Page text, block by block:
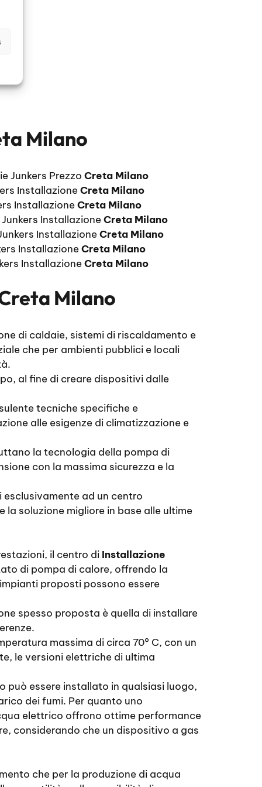
Milano
Junkers Prezzo Creta Milano
InstallazioneCreta Milano
InstallazioneCreta Milano
InstallazioneCreta Milano
InstallazioneCreta Milano
InstallazioneCreta Milano
InstallazioneCreta Milano
Milano
di caldaie, sistemi di riscaldamento e
che per ambienti pubblici e locali
al fine di creare dispositivi dalle
tecniche specifiche e
alle esigenze di climatizzazione e
la tecnologia della pompa di
con la massima sicurezza e la
ad un centro
soluzione migliore in base alle ultime
il centro di Installazione
di pompa di calore, offrendo la
proposti possono essere
spesso proposta è quella di installare
massima di circa 70° C, con un
le versioni elettriche di ultima
può essere installato in qualsiasi luogo,
dei fumi. Per quanto uno
elettrico offrono ottime performance
considerando che un dispositivo a gas
che per la produzione di acqua